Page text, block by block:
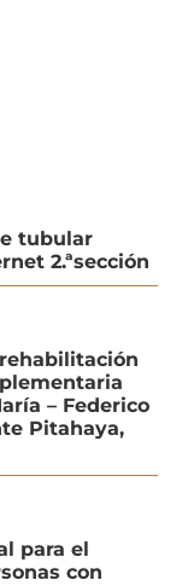
tubular
2.ªsección
– Federico
Pitahaya,
para el
con